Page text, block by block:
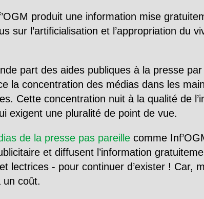
produit une information mise
sur l’artificialisation et l’appropriation du
part des aides publiques à la presse
la concentration des médias dans les
Cette concentration nuit à la qualité de
exigent une pluralité de point de vue.
de la presse pas pareille comme
et diffusent l’information
lectrices - pour continuer d’exister ! Car,
un coût.